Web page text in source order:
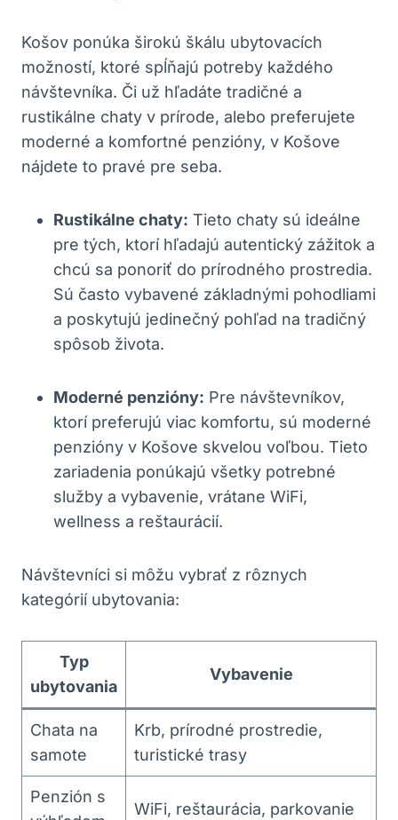
Košov ponúka širokú škálu ubytovacích
možností, ktoré spĺňajú potreby každého
návštevníka. Či už hľadáte tradičné a
rustikálne chaty v prírode, alebo preferujete
moderné a komfortné penzióny, v Košove
nájdete to pravé pre seba.
Rustikálne chaty: Tieto chaty sú ideálne
pre tých, ktorí hľadajú autentický zážitok a
chcú sa ponoriť do prírodného prostredia.
Sú často vybavené základnými pohodliami
a poskytujú jedinečný pohľad na tradičný
spôsob života.
Moderné penzióny: Pre návštevníkov,
ktorí preferujú viac komfortu, sú moderné
penzióny v Košove skvelou voľbou. Tieto
zariadenia ponúkajú všetky potrebné
služby a vybavenie, vrátane WiFi,
wellness a reštaurácií.
Návštevníci si môžu vybrať z rôznych
kategórií ubytovania:
Typ
ubytovania
Vybavenie
Chata na
samote
Krb, prírodné prostredie,
turistické trasy
Penzión s
WiFi, reštaurácia, parkovanie